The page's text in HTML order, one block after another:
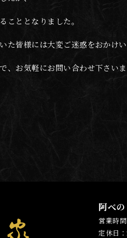
こととなりました。
た皆様には大変ご迷惑をおかけい
、お気軽にお問い合わせ下さいま
阿べ
営業時
定休日